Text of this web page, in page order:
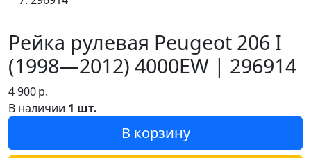
Рейка рулевая Peugeot 206 I
(1998—2012) 4000EW | 296914
4 900р.
В наличии 1 шт.
В корзину